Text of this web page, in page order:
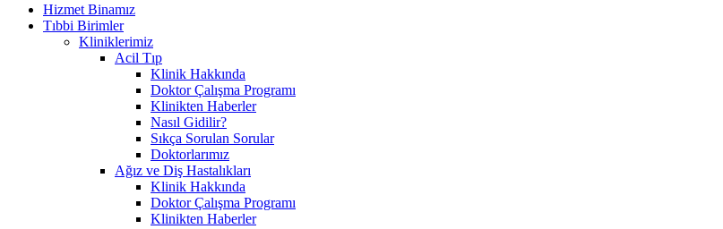
Hizmet Binamız
Tıbbi Birimler
Kliniklerimiz
Acil Tıp
Klinik Hakkında
Doktor Çalışma Programı
Klinikten Haberler
Nasıl Gidilir?
Sıkça Sorulan Sorular
Doktorlarımız
Ağız ve Diş Hastalıkları
Klinik Hakkında
Doktor Çalışma Programı
Klinikten Haberler